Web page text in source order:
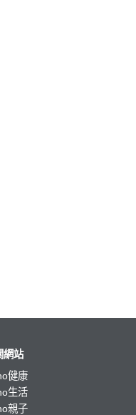
網站
健康
生活
親子